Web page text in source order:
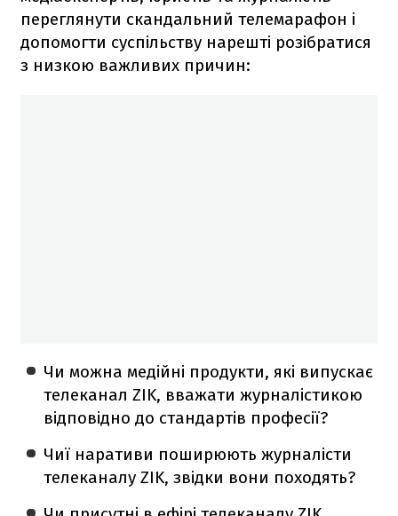
переглянути скандальний телемарафон і
допомогти суспільству нарешті розібратися
з низкою важливих причин:
Чи можна медійні продукти, які випускає
телеканал ZIK, вважати журналістикою
відповідно до стандартів професії?
Чиї наративи поширюють журналісти
телеканалу ZIK, звідки вони походять?